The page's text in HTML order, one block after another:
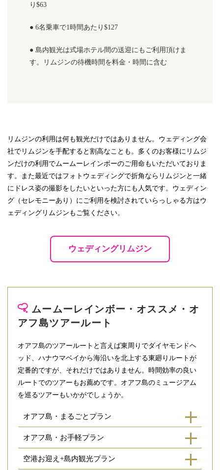
り$63
● 6名乗車で1時間あたり$127
● 島内観光は式場ホテル間の送迎にもご利用頂けま
す。リムジンの待機時間を料金・時間に含む
リムジンの利用は何も観光だけではありません。ウェディング会
社でリムジンを手配すると割高なことも。多くのお客様にリムジ
ンだけの利用でムームーレインボーのご用命もいただいておりま
す。また最近ではフォトウェディングで折角ならリムジンと一緒
にドレス姿の撮影をしたいといった方にも人気です。ウェディン
グ（セレモニーあり）にご利用を検討されていらっしゃる方はウ
ェディングリムジンもご覧ください。
ウェディングリムジン
ムームーレインボー・オススメ・オ
アフ島ツアールート
オアフ島のツアールートと言えば東周りでダイヤモンドヘ
ッド、ハナウマベイから海沿いを北上する東廻りルートが
定番的ですが、それだけではありません。時間効率の良い
ルートでのツアーもお薦めです。オアフ島のミュージアム
を巡るツアーもいかがでしょうか。
オアフ島・まるごとプラン
オアフ島・お手軽プラン
空港お迎え+島内観光プラン